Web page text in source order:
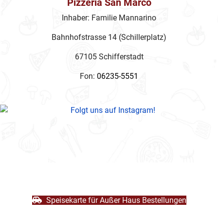
Inhaber: Familie Mannarino
Bahnhofstrasse 14 (Schillerplatz)
67105 Schifferstadt
Fon: 06235-5551
Speisekarte für Außer Haus Bestellungen